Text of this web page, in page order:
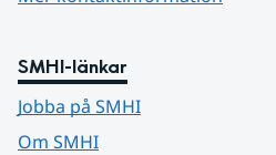
SMHI-länkar
Jobba på SMHI
Om SMHI